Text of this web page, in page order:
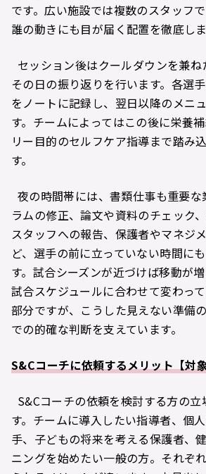
です。広い施設では複数のスタッフ
誰の動きにも目が届く配置を徹底しま
セッション後はクールダウンを兼ね
その日の振り返りを行います。各選
をノートに記録し、翌日以降のメニ
す。チームによってはこの後に栄養
リー目的のセルフケア指導まで踏み
す。
夜の時間帯には、書類仕事も重要な
ラムの修正、論文や資料のチェック
スタッフへの報告、保護者やマネジ
ど、選手の前に立っていない時間に
す。試合シーズンが近づけば移動が
試合スケジュールに合わせて変わっ
部分ですが、こうした見えない準備
での的確な判断を支えています。
S&Cコーチに依頼するメリット【対
S&Cコーチの依頼を検討する方の
す。チームに導入したい指導者、個
手、子どもの将来を考える保護者、
ニングを始めたい一般の方。それぞ